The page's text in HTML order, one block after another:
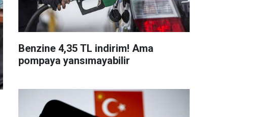
Benzine 4,35 TL indirim! Ama
pompaya yansımayabilir